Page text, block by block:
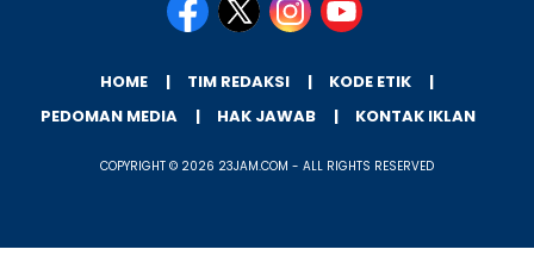
HOME TIM REDAKSI
KODE ETIK
PEDOMAN MEDIA
HAK JAWAB KONTAK IKLAN
COPYRIGHT © 2026 23JAM.COM - ALL RIGHTS RESERVED